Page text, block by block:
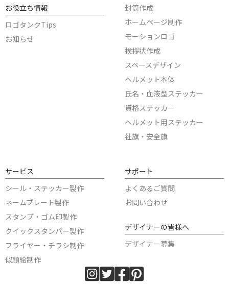
お役立ち情報
ロゴタンクTips
お知らせ
封筒作成
ホームページ制作
モーションロゴ
挨拶状作成
スペースデザイン
ヘルメット本体
氏名・血液型ステッカー
資格ステッカー
ヘルメット用ステッカー
社旗・安全旗
サービス
シール・ステッカー製作
ネームプレート製作
スタンプ・ゴム印製作
クイックスタンパー製作
フライヤー・チラシ制作
似顔絵制作
サポート
よくあるご質問
お問い合わせ
デザイナーの皆様へ
デザイナー募集